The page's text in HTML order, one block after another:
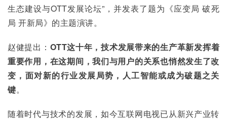
生态建设与OTT发展论坛”，并发表了题为《应变局 破死
局 开新局》的主题演讲。
赵健提出： OTT这十年，技术发展带来的生产革新发挥着
重要作用，在这期间，我们与用户的关系也悄然发生了改
变，面对新的行业发展局势，人工智能或成为破题之关
键。
随着时代与技术的发展，如今互联网电视已从新兴产业转